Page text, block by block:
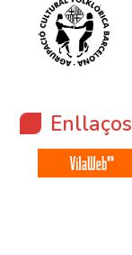
Enllaços